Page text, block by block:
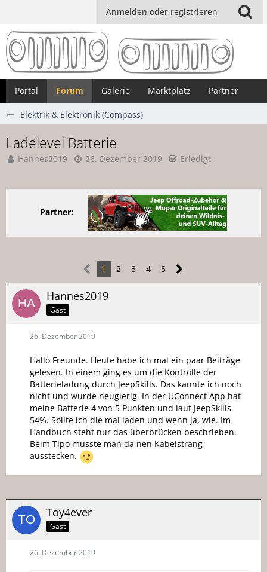
Anmelden oder registrieren
Portal Forum Galerie Marktplatz Partner
Elektrik & Elektronik (Compass)
Ladelevel Batterie
Hannes2019 26. Dezember 2019 Erledigt
Partner:
1 2 3 4 5
Hannes2019
Gast
26. Dezember 2019
Hallo Freunde. Heute habe ich mal ein paar Beiträge
gelesen. In einem ging es um die Kontrolle der
Batterieladung durch JeepSkills. Das kannte ich noch
nicht und wurde neugierig. In der UConnect App hat
meine Batterie 4 von 5 Punkten und laut JeepSkills
54%. Sollte ich die mal laden und wenn ja, wie. Im
Handbuch steht nur das überbrücken beschrieben.
Beim Tipo musste man da nen Kabelstrang
ausstecken.
Toy4ever
Gast
26. Dezember 2019